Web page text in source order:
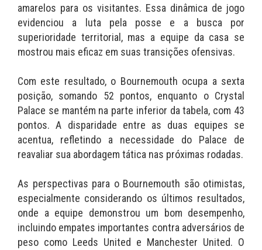
amarelos para os visitantes. Essa dinâmica de jogo
evidenciou a luta pela posse e a busca por
superioridade territorial, mas a equipe da casa se
mostrou mais eficaz em suas transições ofensivas.
Com este resultado, o Bournemouth ocupa a sexta
posição, somando 52 pontos, enquanto o Crystal
Palace se mantém na parte inferior da tabela, com 43
pontos. A disparidade entre as duas equipes se
acentua, refletindo a necessidade do Palace de
reavaliar sua abordagem tática nas próximas rodadas.
As perspectivas para o Bournemouth são otimistas,
especialmente considerando os últimos resultados,
onde a equipe demonstrou um bom desempenho,
incluindo empates importantes contra adversários de
peso como Leeds United e Manchester United. O